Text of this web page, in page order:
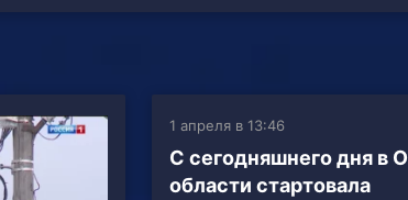
1 апреля в 13:46
С сегодняшнего дня в
области стартовала